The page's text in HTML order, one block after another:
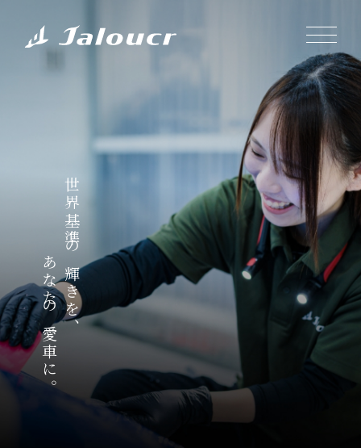
世界基準の輝きを、
あなたの愛車に。